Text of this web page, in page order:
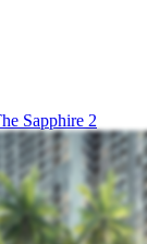
Sapphire 2